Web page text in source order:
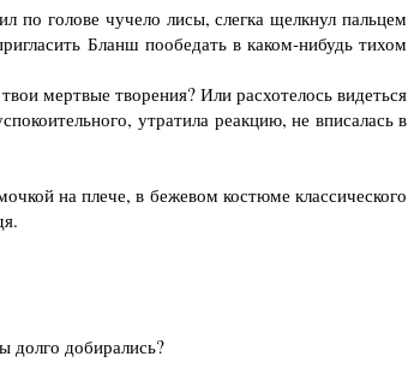
по голове чучело лисы, слегка щелкнул пальцем
Бланш пообедать в каком-нибудь тихом
мертвые творения? Или расхотелось видеться
утратила реакцию, не вписалась в
на плече, в бежевом костюме классического
добирались?